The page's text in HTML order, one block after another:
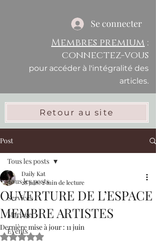
Se connecter
Membres premium :
connectez-vous
pour accéder à l'intégralité des
articles.
Retour au site
Post
Tous les posts
Services
Mariage
Events
Tous les posts
OUVERTURE DE L’ESPACE
MEMBRE ARTISTES
Daily Kat
28 janv.2 min de lecture
Dernière mise à jour : 11 juin
Noté NaN étoiles sur 5.